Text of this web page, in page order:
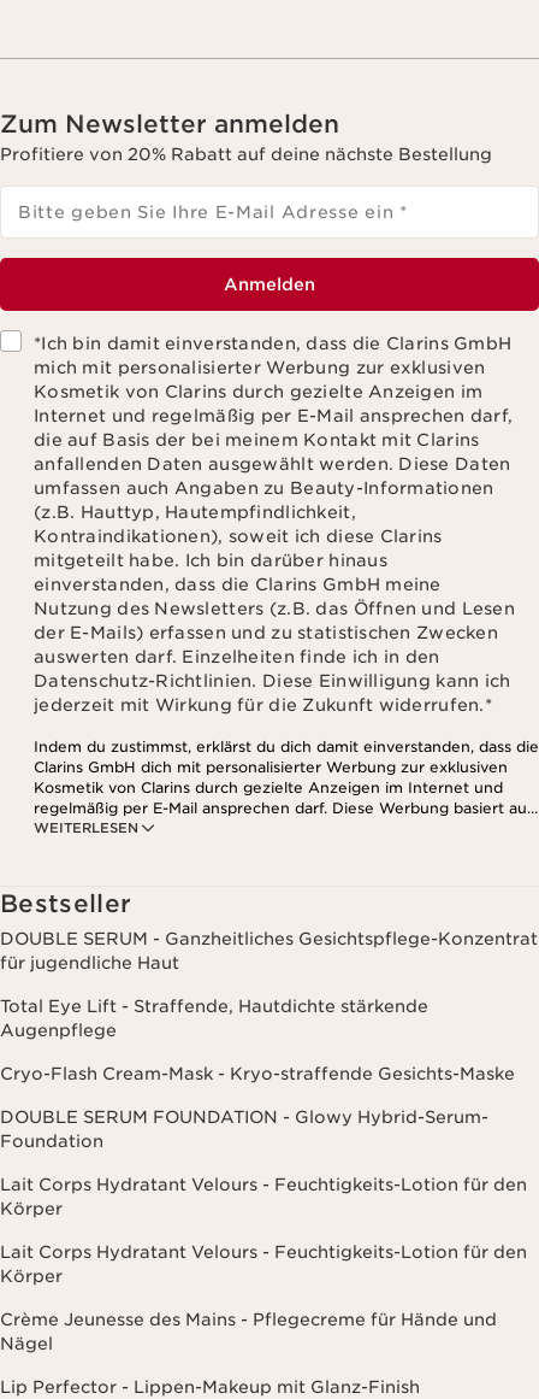
Zum Newsletter anmelden
Profitiere von 20% Rabatt auf deine nächste Bestellung
Bitte geben Sie Ihre E-Mail Adresse ein *
Anmelden
*Ich bin damit einverstanden, dass die Clarins GmbH
mich mit personalisierter Werbung zur exklusiven
Kosmetik von Clarins durch gezielte Anzeigen im
Internet und regelmäßig per E-Mail ansprechen darf,
die auf Basis der bei meinem Kontakt mit Clarins
anfallenden Daten ausgewählt werden. Diese Daten
umfassen auch Angaben zu Beauty-Informationen
(z.B. Hauttyp, Hautempfindlichkeit,
Kontraindikationen), soweit ich diese Clarins
mitgeteilt habe. Ich bin darüber hinaus
einverstanden, dass die Clarins GmbH meine
Nutzung des Newsletters (z.B. das Öffnen und Lesen
der E-Mails) erfassen und zu statistischen Zwecken
auswerten darf. Einzelheiten finde ich in den
Datenschutz-Richtlinien. Diese Einwilligung kann ich
jederzeit mit Wirkung für die Zukunft widerrufen.*
WEITERLESEN
Indem du zustimmst, erklärst du dich damit einverstanden, dass die
Clarins GmbH dich mit personalisierter Werbung zur exklusiven
Kosmetik von Clarins durch gezielte Anzeigen im Internet und
regelmäßig per E-Mail ansprechen darf. Diese Werbung basiert auf
den Daten, die bei deinem Kontakt mit Clarins anfallen,
mitgeteilt hast. Außerdem stimmst du zu, dass die Clarins GmbH
dein Nutzungsverhalten im Zusammenhang mit dem Newsletter
(z.B. das Öffnen und Lesen der E-Mails) erfassen und zu
statistischen Zwecken auswerten darf. Weitere Informationen
findest du in den Datenschutz-Richtlinien. Diese Einwilligung
Bestseller
DOUBLE SERUM - Ganzheitliches Gesichtspflege-Konzentrat
für jugendliche Haut
Total Eye Lift - Straffende, Hautdichte stärkende
Augenpflege
Cryo-Flash Cream-Mask - Kryo-straffende Gesichts-Maske
DOUBLE SERUM FOUNDATION - Glowy Hybrid-Serum-
Foundation
Lait Corps Hydratant Velours - Feuchtigkeits-Lotion für den
Körper
Lait Corps Hydratant Velours - Feuchtigkeits-Lotion für den
Körper
Crème Jeunesse des Mains - Pflegecreme für Hände und
Nägel
Lip Perfector - Lippen-Makeup mit Glanz-Finish